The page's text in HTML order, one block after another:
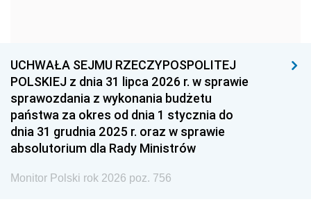
1954 1953 1952
1951 1950
1948 1947 1946
1939 1938
UCHWAŁA SEJMU RZECZYPOSPOLITEJ
POLSKIEJ z dnia 31 lipca 2026 r. w sprawie
sprawozdania z wykonania budżetu
państwa za okres od dnia 1 stycznia do
dnia 31 grudnia 2025 r. oraz w sprawie
absolutorium dla Rady Ministrów
Monitor Polski rok 2026 poz. 756